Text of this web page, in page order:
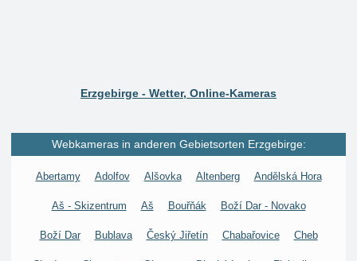
Erzgebirge - Wetter, Online-Kameras
Webkameras in anderen Gebietsorten Erzgebirge:
Abertamy Adolfov Alšovka Altenberg Andělská Hora
Aš - Skizentrum Aš Bouřňák Boží Dar - Novako
Boží Dar Bublava Český Jiřetín Chabařovice Cheb